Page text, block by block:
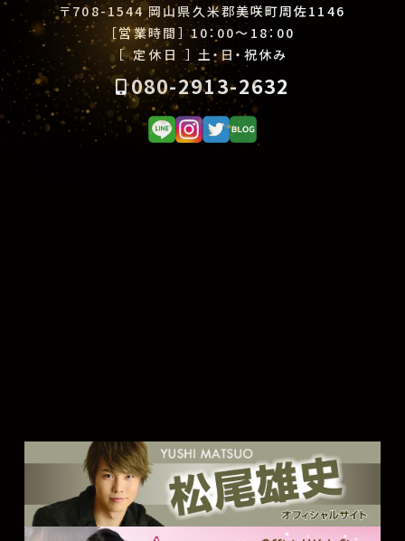
〒708-1544 岡山県久米郡美咲町周佐1146
［営業時間］ 10：00〜18：00
［ 定休日 ］ 土・日・祝休み
080-2913-2632